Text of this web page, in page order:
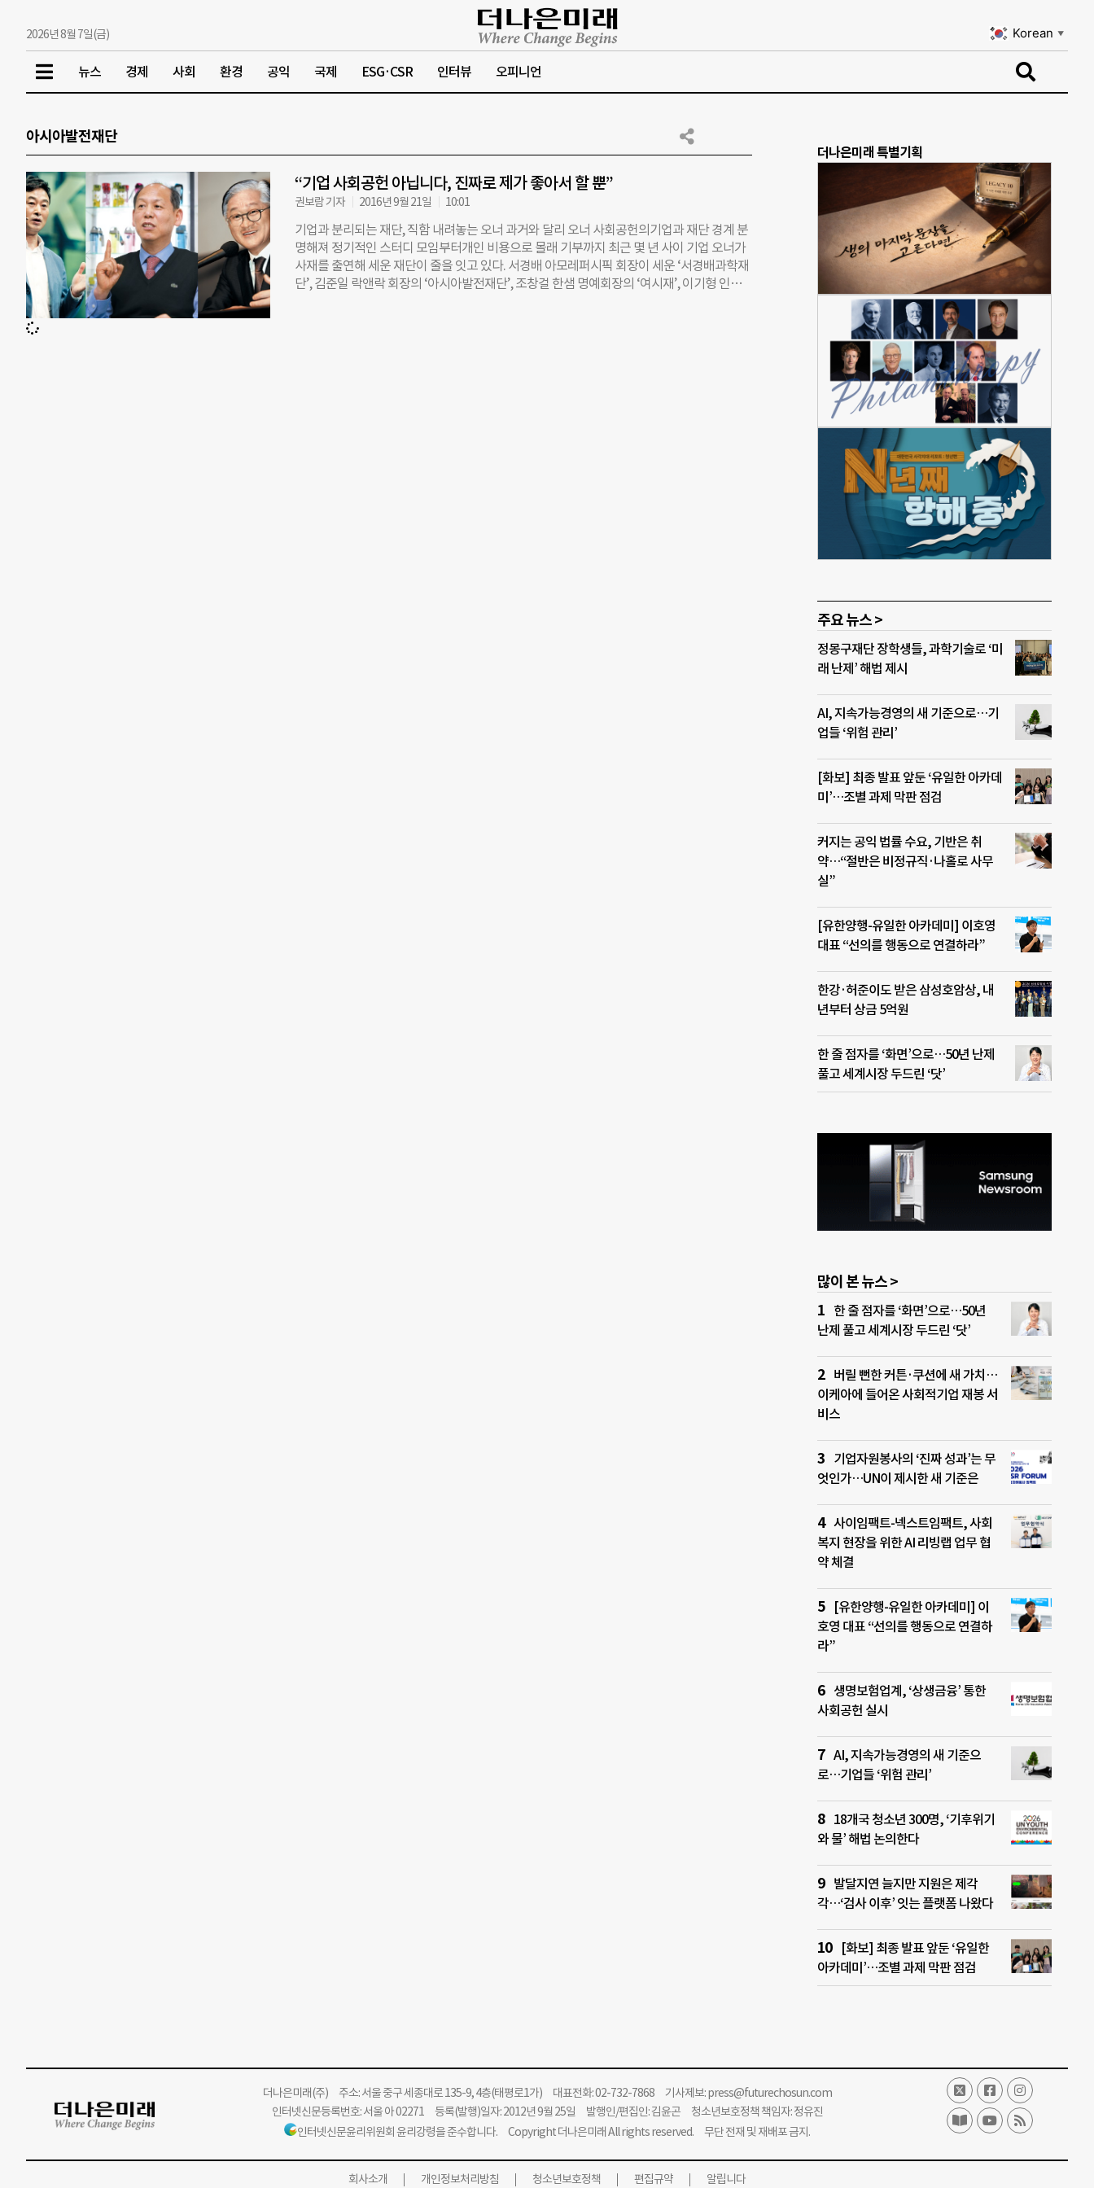
2026년 8월 7일(금) Korean ▼
뉴스 경제 사회 환경 공익 국제 ESG·CSR 인터뷰 오피니언
아시아발전재단
“기업 사회공헌 아닙니다, 진짜로 제가 좋아서 할 뿐”
권보람 기자 2016년 9월 21일 10:01
기업과 분리되는 재단, 직함 내려놓는 오너 과거와 달리 오너 사회공헌의기업과 재단 경계 분
명해져 정기적인 스터디 모임부터개인 비용으로 몰래 기부까지 최근 몇 년 사이 기업 오너가
사재를 출연해 세운 재단이 줄을 잇고 있다. 서경배 아모레퍼시픽 회장이 세운 ‘서경배과학재
단’, 김준일 락앤락 회장의 ‘아시아발전재단’, 조창걸 한샘 명예회장의 ‘여시재’, 이기형 인터
더나은미래 특별기획
주요 뉴스 >
정몽구재단 장학생들, 과학기술로 ‘미
래 난제’ 해법 제시
AI, 지속가능경영의 새 기준으로…기
업들 ‘위험 관리’
[화보] 최종 발표 앞둔 ‘유일한 아카데
미’…조별 과제 막판 점검
커지는 공익 법률 수요, 기반은 취
약…“절반은 비정규직·나홀로 사무
실”
[유한양행-유일한 아카데미] 이호영
대표 “선의를 행동으로 연결하라”
한강·허준이도 받은 삼성호암상, 내
년부터 상금 5억원
한 줄 점자를 ‘화면’으로…50년 난제
풀고 세계시장 두드린 ‘닷’
많이 본 뉴스 >
한 줄 점자를 ‘화면’으로…50년
난제 풀고 세계시장 두드린 ‘닷’
버릴 뻔한 커튼·쿠션에 새 가치…
이케아에 들어온 사회적기업 재봉 서
비스
기업자원봉사의 ‘진짜 성과’는 무
엇인가…UN이 제시한 새 기준은
사이임팩트-넥스트임팩트, 사회
복지 현장을 위한 AI 리빙랩 업무 협
약 체결
[유한양행-유일한 아카데미] 이
호영 대표 “선의를 행동으로 연결하
라”
생명보험업계, ‘상생금융’ 통한
사회공헌 실시
AI, 지속가능경영의 새 기준으
로…기업들 ‘위험 관리’
18개국 청소년 300명, ‘기후위기
와 물’ 해법 논의한다
발달지연 늘지만 지원은 제각
각…‘검사 이후’ 잇는 플랫폼 나왔다
[화보] 최종 발표 앞둔 ‘유일한
아카데미’…조별 과제 막판 점검
더나은미래(주)주소: 서울 중구 세종대로 135-9, 4층(태평로1가) 대표전화: 02-732-7868 기사제보:press@futurechosun.com
인터넷신문등록번호: 서울 아 02271 등록(발행)일자: 2012년 9월 25일 발행인/편집인: 김윤곤 청소년보호정책 책임자: 정유진
인터넷신문윤리위원회 윤리강령을 준수합니다. Copyright 더나은미래 All rights reserved. 무단 전재 및 재배포 금지.
회사소개 개인정보처리방침 청소년보호정책 편집규약 알립니다